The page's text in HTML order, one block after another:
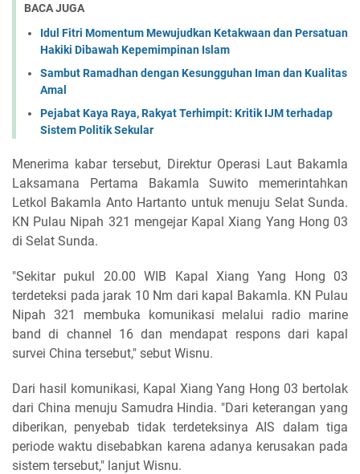
BACA JUGA
Idul Fitri Momentum Mewujudkan Ketakwaan dan Persatuan
Hakiki Dibawah Kepemimpinan Islam
Sambut Ramadhan dengan Kesungguhan Iman dan Kualitas
Amal
Pejabat Kaya Raya, Rakyat Terhimpit: Kritik IJM terhadap
Sistem Politik Sekular
Menerima kabar tersebut, Direktur Operasi Laut Bakamla
Laksamana Pertama Bakamla Suwito memerintahkan
Letkol Bakamla Anto Hartanto untuk menuju Selat Sunda.
KN Pulau Nipah 321 mengejar Kapal Xiang Yang Hong 03
di Selat Sunda.
"Sekitar pukul 20.00 WIB Kapal Xiang Yang Hong 03
terdeteksi pada jarak 10 Nm dari kapal Bakamla. KN Pulau
Nipah 321 membuka komunikasi melalui radio marine
band di channel 16 dan mendapat respons dari kapal
survei China tersebut," sebut Wisnu.
Dari hasil komunikasi, Kapal Xiang Yang Hong 03 bertolak
dari China menuju Samudra Hindia. "Dari keterangan yang
diberikan, penyebab tidak terdeteksinya AIS dalam tiga
periode waktu disebabkan karena adanya kerusakan pada
sistem tersebut," lanjut Wisnu.